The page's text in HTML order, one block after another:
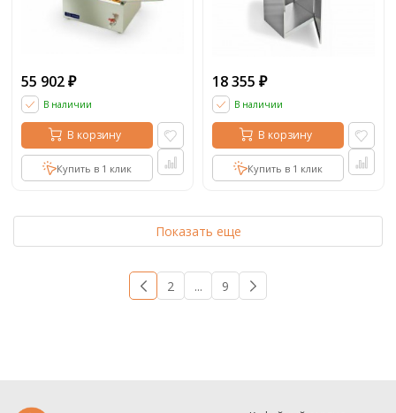
55 902 ₽
В наличии
В корзину
Купить в 1 клик
18 355 ₽
В наличии
В корзину
Купить в 1 клик
Показать еще
1 2 ... 9 →